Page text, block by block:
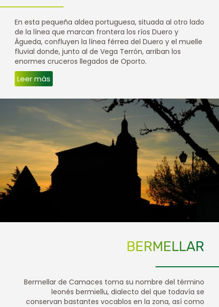
En esta pequeña aldea portuguesa, situada al otro lado
de la línea que marcan frontera los ríos Duero y
Águeda, confluyen la línea férrea del Duero y el muelle
fluvial donde, junto al de Vega Terrón, arriban los
enormes cruceros llegados de Oporto.
Leer más
BERMELLAR
Bermellar de Camaces toma su nombre del término
leonés bermiellu, dialecto del que todavía se
conservan bastantes vocablos en la zona, así como